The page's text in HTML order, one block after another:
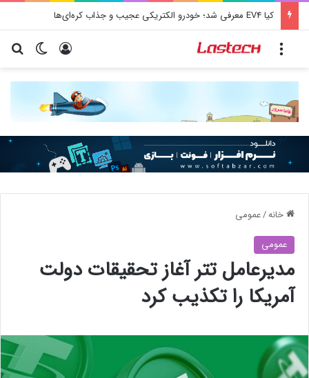
کیا EV4 معرفی شد؛ خودرو الکتریکی عجیب و جذاب کره‌ای‌ها
تغییر ورود
خانه/عمومی
عمومی
مدیرعامل تتر آغاز تحقیقات دولت
آمریکا را تکذیب کرد